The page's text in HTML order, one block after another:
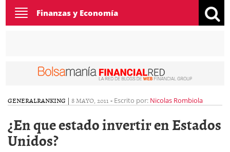
Toggle
navigation
Finanzas y Economía
GENERALRANKING | 8 MAYO, 2011 - Escrito por: Nicolas Rombiola
¿En que estado invertir en Estados
Unidos?